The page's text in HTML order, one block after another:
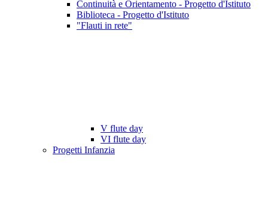
Continuità e Orientamento - Progetto d'Istituto
Biblioteca - Progetto d'Istituto
"Flauti in rete"
V flute day
VI flute day
Progetti Infanzia